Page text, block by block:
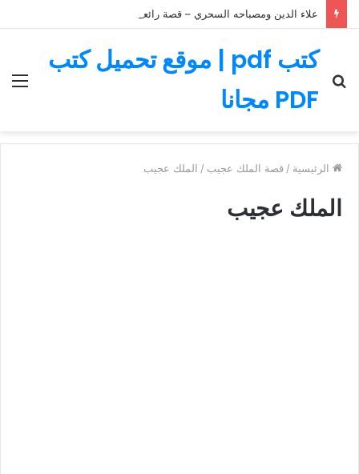
علاء الدين ومصباحه السحري – قصة رائعة مليئة بالمغامرات
كتب pdf | موقع تحميل كتب
PDF مجاناعن
الرئيسية / قصة الملك عجيب / الملك عجيب
الملك عجيب